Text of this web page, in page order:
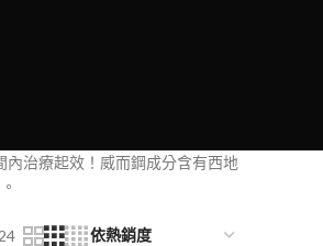
治療起效！威而鋼成分含有西地
24